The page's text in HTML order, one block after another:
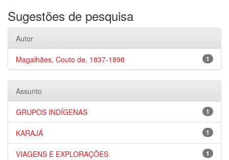
Sugestões de pesquisa
Autor
1
Magalhães, Couto de, 1837-1898
Assunto
1
GRUPOS INDÍGENAS
1
KARAJÁ
1
VIAGENS E EXPLORAÇÕES